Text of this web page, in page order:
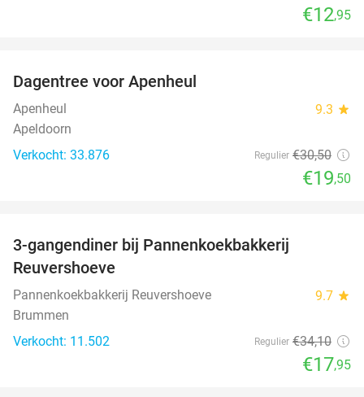
€12,95
Dagentree voor Apenheul
Apenheul 9.3 star
Apeldoorn
Verkocht: 33.876
Regulier €30,50
€19,50
3-gangendiner bij Pannenkoekbakkerij
Reuvershoeve
Pannenkoekbakkerij Reuvershoeve 9.7 star
Brummen
Verkocht: 11.502
Regulier €34,10
€17,95